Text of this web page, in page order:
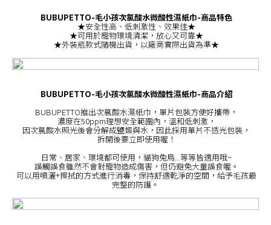
BUBUPETTO-毛小孩次氯酸水微酸性濕紙巾-商品特色
★安全性高、低刺激性、效果佳★
★可用於寵物環境清潔，放心又可靠★
★外裝瓶款式隨機出貨，以廠商實際出貨為準★
BUBUPETTO-毛小孩次氯酸水微酸性濕紙巾-商品介紹
BUBUPETTO推出次氯酸水濕紙巾，單片包裝方便好攜帶，
濃度在50ppm理想安全範圍內，溫和低刺激，
因次氯酸水照光後會分解成鹽類與水，因此採用單片不透光包裝，
拆開後要立即使用喔！
日常、居家、環境都可使用，貓狗兔鳥...等等皆適用哦~
誤觸誤食雖然不會對寵物造成傷害，但仍避免大量誤食喔。
可以用噴灑+擦拭的方式進行消毒，保持舒適乾淨的空間，給予毛孩最
完整的防護。